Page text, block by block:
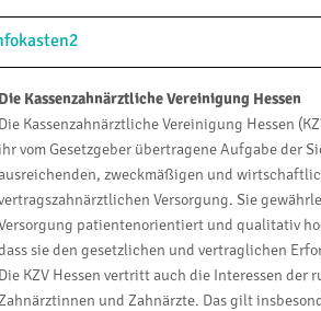
Kassenzahnärztliche Vereinigung Hessen
Kassenzahnärztliche Vereinigung Hessen
vom Gesetzgeber übertragene Aufgabe der
zweckmäßigen und
Versorgung. Sie
patientenorientiert und qualitativ
sie den gesetzlichen und vertraglichen
KZV Hessen vertritt auch die Interessen der
und Zahnärzte. Das gilt